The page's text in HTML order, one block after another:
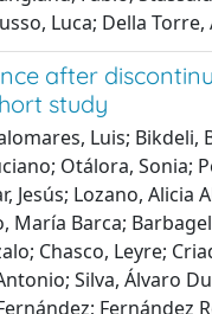
Luca; Della
after
study
Luis;
Otálora, Sonia;
Jesús; Lozano,
María Barca;
Chasco, Leyre;
Silva, Álvaro
Fernández